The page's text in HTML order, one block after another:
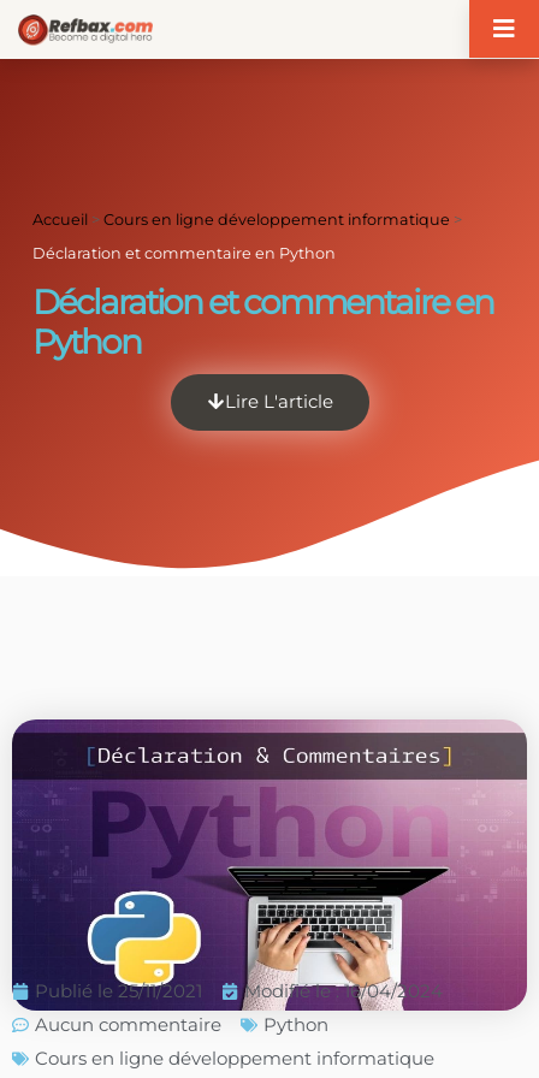
Accueil >Cours en ligne développement informatique >
Déclaration et commentaire en Python
Déclaration et commentaire en
Python
Lire L'article
Publié le 25/11/2021
Modifié le : 16/04/2024
Aucun commentaire
Python
Cours en ligne développement informatique
Panneau de gestion des cookies